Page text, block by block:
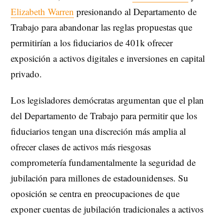
Elizabeth Warren presionando al Departamento de
Trabajo para abandonar las reglas propuestas que
permitirían a los fiduciarios de 401k ofrecer
exposición a activos digitales e inversiones en capital
privado.
Los legisladores demócratas argumentan que el plan
del Departamento de Trabajo para permitir que los
fiduciarios tengan una discreción más amplia al
ofrecer clases de activos más riesgosas
comprometería fundamentalmente la seguridad de
jubilación para millones de estadounidenses. Su
oposición se centra en preocupaciones de que
exponer cuentas de jubilación tradicionales a activos